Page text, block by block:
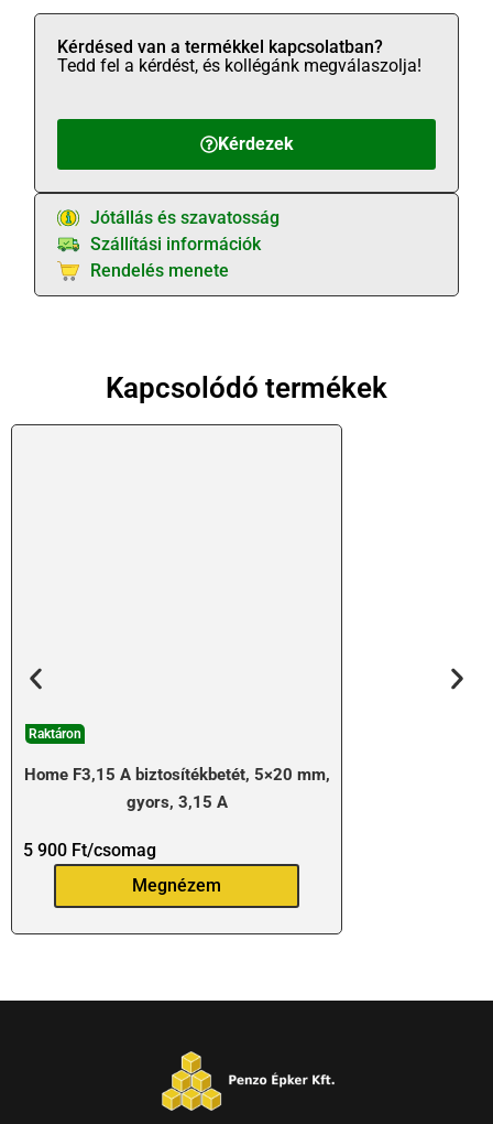
Kérdezek
Kérdésed van a termékkel kapcsolatban?
Tedd fel a kérdést, és kollégánk megválaszolja!
Jótállás és szavatosság
Szállítási információk
Rendelés menete
Kapcsolódó termékek
Raktáron
Home F3,15 A biztosítékbetét, 5×20 mm,
gyors, 3,15 A
5 900 Ft/csomag
Megnézem